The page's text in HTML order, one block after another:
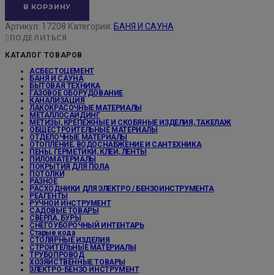
В КОРЗИНУ
Артикул: 17208 Категория: БАНЯ И САУНА
ПОДЕЛИТЬСЯ
КАТАЛОГ ТОВАРОВ
АСБЕСТОЦЕМЕНТ
БАНЯ И САУНА
БЫТОВАЯ ТЕХНИКА
ГАЗОВОЕ ОБОРУДОВАНИЕ
КАНАЛИЗАЦИЯ
ЛАКОКРАСОЧНЫЕ МАТЕРИАЛЫ
МЕТАЛЛОСАЙДИНГ
МЕТИЗЫ, КРЕПЕЖНЫЕ И СКОБЯНЫЕ ИЗДЕЛИЯ, ТАКЕЛАЖ
ОБЩЕСТРОИТЕЛЬНЫЕ МАТЕРИАЛЫ
ОТДЕЛОЧНЫЕ МАТЕРИАЛЫ
ОТОПЛЕНИЕ, ВОДОСНАБЖЕНИЕ И САНТЕХНИКА
ПЕНЫ, ГЕРМЕТИКИ, КЛЕИ, ЛЕНТЫ
ПИЛОМАТЕРИАЛЫ
ПОКРЫТИЯ ДЛЯ ПОЛА
ПОТОЛКИ
РАЗНОЕ
РАСХОДНИКИ ДЛЯ ЭЛЕКТРО / БЕНЗОИНСТРУМЕНТА
РЕАГЕНТЫ
РУЧНОЙ ИНСТРУМЕНТ
САДОВЫЕ ТОВАРЫ
СВЕРЛА, БУРЫ
СНЕГОУБОРОЧНЫЙ ИНТЕНТАРЬ
Старые кода
СТОЛЯРНЫЕ ИЗДЕЛИЯ
СТРОИТЕЛЬНЫЕ МАТЕРИАЛЫ
ТРУБОПРОВОД
ХОЗЯЙСТВЕННЫЕ ТОВАРЫ
ЭЛЕКТРО-БЕНЗО ИНСТРУМЕНТ